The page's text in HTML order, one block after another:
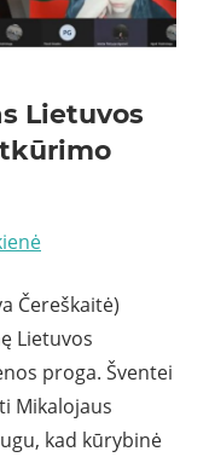
Lietuvos
Čereškaitė)
Lietuvos
proga. Šventei
Mikalojaus
kad kūrybinė